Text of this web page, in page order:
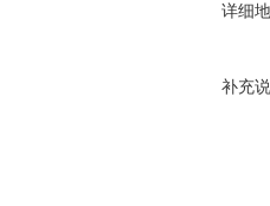
详细
补充